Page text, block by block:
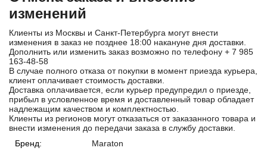
изменений
Клиенты из Москвы и Санкт-Петербурга могут внести
изменения в заказ не позднее 18:00 накануне дня доставки.
Дополнить или изменить заказ возможно по телефону + 7 985
163-48-58
В случае полного отказа от покупки в момент приезда курьера,
клиент оплачивает стоимость доставки.
Доставка оплачивается, если курьер предупредил о приезде,
прибыл в условленное время и доставленный товар обладает
надлежащим качеством и комплектностью.
Клиенты из регионов могут отказаться от заказанного товара и
внести изменения до передачи заказа в службу доставки.
Бренд:
Maraton